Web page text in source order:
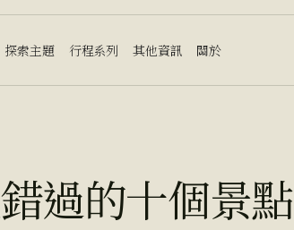
探索主題 行程系列 其他資訊 關於
過的十個景點